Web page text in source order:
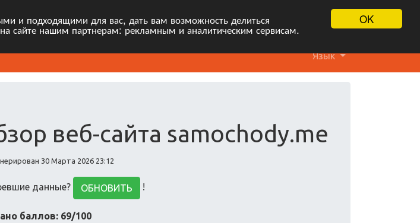
OK
и подходящими для вас, дать вам возможность делиться
сайте нашим партнерам: рекламным и аналитическим сервисам.
Язык
веб-сайта samochody.me
30 Марта 2026 23:12
данные? ОБНОВИТЬ !
баллов: 69/100